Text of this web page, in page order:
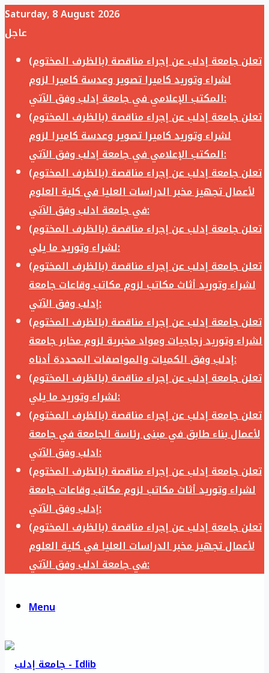
Saturday, 8 August 2026
عاجل
تعلن جامعة إدلب عن إجراء مناقصة (بالظرف المختوم)
لشراء وتوريد كاميرا تصوير وعدسة كاميرا لزوم
المكتب الإعلامي في جامعة إدلب وفق الآتي:
تعلن جامعة إدلب عن إجراء مناقصة (بالظرف المختوم)
لشراء وتوريد كاميرا تصوير وعدسة كاميرا لزوم
المكتب الإعلامي في جامعة إدلب وفق الآتي:
تعلن جامعة إدلب عن إجراء مناقصة (بالظرف المختوم)
لأعمال تجهيز مخبر الدراسات العليا في كلية العلوم
في جامعة ادلب وفق الآتي:
تعلن جامعة إدلب عن إجراء مناقصة (بالظرف المختوم)
لشراء وتوريد ما يلي:
تعلن جامعة إدلب عن إجراء مناقصة (بالظرف المختوم)
لشراء وتوريد أثاث مكاتب لزوم مكاتب وقاعات جامعة
إدلب وفق الآتي:
تعلن جامعة إدلب عن إجراء مناقصة (بالظرف المختوم)
لشراء وتوريد زجاجيات ومواد مخبرية لزوم مخابر جامعة
إدلب وفق الكميات والمواصفات المحددة أدناه:
تعلن جامعة إدلب عن إجراء مناقصة (بالظرف المختوم)
لشراء وتوريد ما يلي:
تعلن جامعة إدلب عن إجراء مناقصة (بالظرف المختوم)
لأعمال بناء طابق في مبنى رئاسة الجامعة في جامعة
ادلب وفق الآتي:
تعلن جامعة إدلب عن إجراء مناقصة (بالظرف المختوم)
لشراء وتوريد أثاث مكاتب لزوم مكاتب وقاعات جامعة
إدلب وفق الآتي:
تعلن جامعة إدلب عن إجراء مناقصة (بالظرف المختوم)
لأعمال تجهيز مخبر الدراسات العليا في كلية العلوم
في جامعة ادلب وفق الآتي:
Menu